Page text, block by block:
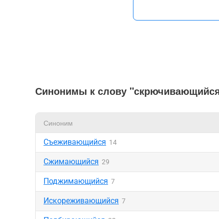
Синонимы к слову
Синоним
Съеживающийся 14
Сжимающийся 29
Поджимающийся 7
Искореживающийся 7